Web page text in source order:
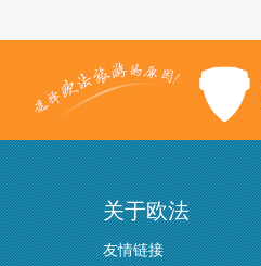
关于欧法
友情链接